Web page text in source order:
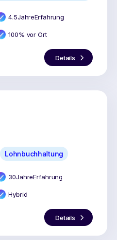
4.5JahreErfahrung
100% vor Ort
Details
Lohnbuchhaltung
30JahreErfahrung
Hybrid
Details